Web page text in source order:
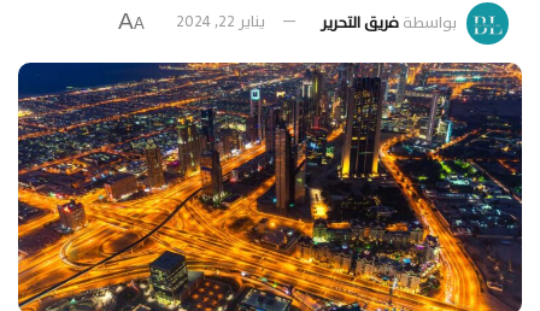
بواسطةفريق التحرير يناير 22, 2024 A
A